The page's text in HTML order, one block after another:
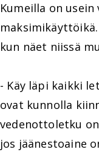
Kumeilla on
kun näet niissä
- Käy läpi kaikki
ovat kunnolla
vedenottoletku
jos jäänestoaine